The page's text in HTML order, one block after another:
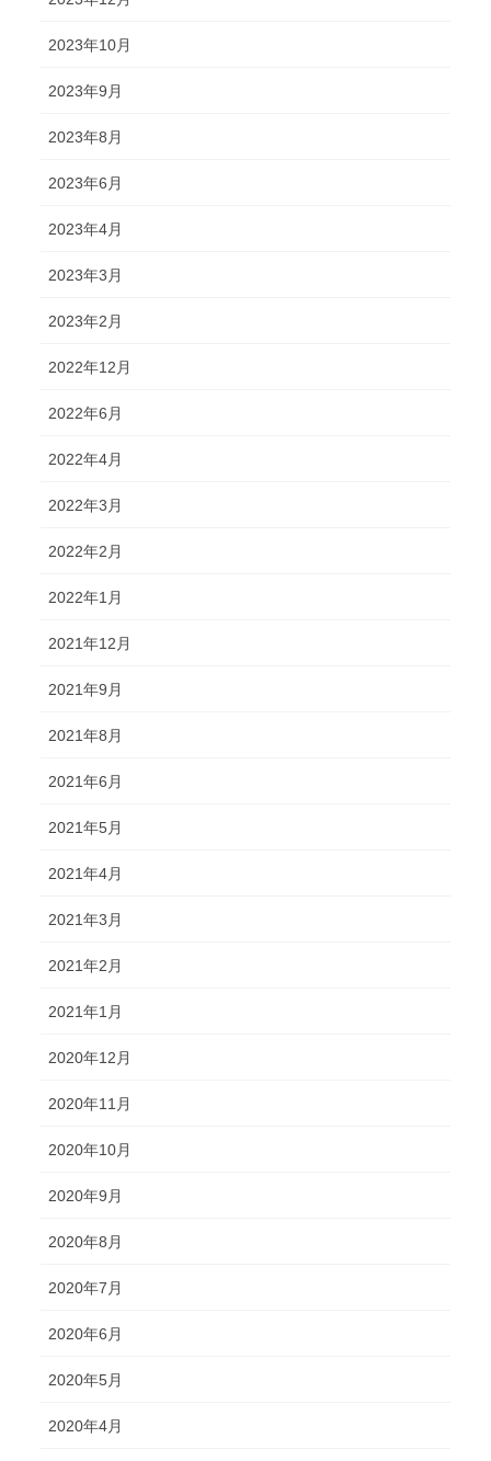
2023年10月
2023年9月
2023年8月
2023年6月
2023年4月
2023年3月
2023年2月
2022年12月
2022年6月
2022年4月
2022年3月
2022年2月
2022年1月
2021年12月
2021年9月
2021年8月
2021年6月
2021年5月
2021年4月
2021年3月
2021年2月
2021年1月
2020年12月
2020年11月
2020年10月
2020年9月
2020年8月
2020年7月
2020年6月
2020年5月
2020年4月